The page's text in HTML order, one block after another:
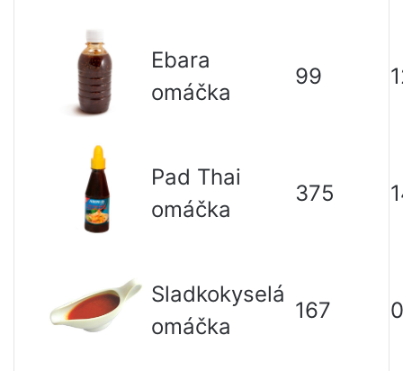
Ebara
omáčka
99
Pad Thai
omáčka
375
Sladkokyselá
omáčka
167